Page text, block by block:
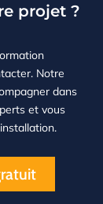
projet ?
Notre
dans
et vous